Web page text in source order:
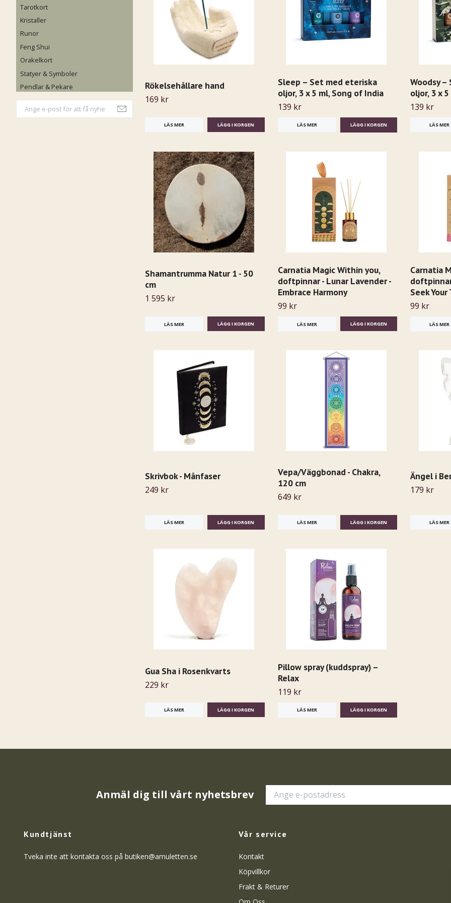
Tarotkort
Kristaller
Runor
Feng Shui
Orakelkort
Statyer & Symboler
Pendlar & Pekare
Rökelsehållare hand
169 kr
LÄS MER
Sleep – Set med eteriska
oljor, 3 x 5 ml, Song of India
139 kr
LÄS MER
Woodsy
oljor, 3 x
139 kr
LÄS MER
Shamantrumma Natur 1 - 50
cm
1 595 kr
LÄS MER
Carnatia Magic Within you,
doftpinnar - Lunar Lavender -
Embrace Harmony
99 kr
LÄS MER
Carnatia
Seek
99 kr
LÄS MER
Skrivbok - Månfaser
249 kr
LÄS MER
Vepa/Väggbonad - Chakra,
120 cm
649 kr
LÄS MER
Ängel i
179 kr
LÄS MER
Gua Sha i Rosenkvarts
229 kr
LÄS MER
Pillow spray (kuddspray) –
Relax
119 kr
LÄS MER
Anmäl dig till vårt nyhetsbrev
Kundtjänst
Tveka inte att kontakta oss på butiken@amuletten.se
Vår service
Kontakt
Köpvillkor
Frakt & Returer